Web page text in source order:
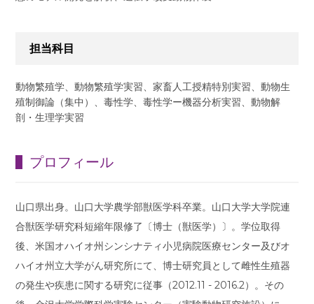
担当科目
動物繁殖学、動物繁殖学実習、家畜人工授精特別実習、動物生
殖制御論（集中）、毒性学、毒性学ー機器分析実習、動物解
剖・生理学実習
プロフィール
山口県出身。山口大学農学部獣医学科卒業。山口大学大学院連
合獣医学研究科短縮年限修了〔博士（獣医学）〕。学位取得
後、米国オハイオ州シンシナティ小児病院医療センター及びオ
ハイオ州立大学がん研究所にて、博士研究員として雌性生殖器
の発生や疾患に関する研究に従事（2012.11 - 2016.2）。その